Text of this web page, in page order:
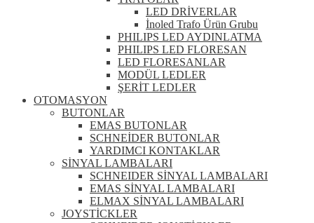
LED DRİVERLAR
İnoled Trafo Ürün Grubu
PHILIPS LED AYDINLATMA
PHILIPS LED FLORESAN
LED FLORESANLAR
MODÜL LEDLER
ŞERİT LEDLER
OTOMASYON
BUTONLAR
EMAS BUTONLAR
SCHNEİDER BUTONLAR
YARDIMCI KONTAKLAR
SİNYAL LAMBALARI
SCHNEIDER SİNYAL LAMBALARI
EMAS SİNYAL LAMBALARI
ELMAX SİNYAL LAMBALARI
JOYSTİCKLER